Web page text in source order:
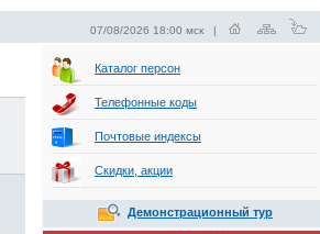
07/08/2026 18:00 мск |
Каталог персон
Телефонные коды
Почтовые индексы
Скидки, акции
Демонстрационный тур